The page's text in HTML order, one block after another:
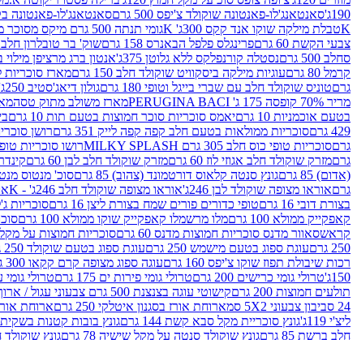
190ג' סאנטאנג'לו-פאנטונה שוקולד צ'יפס 500 גרם סאנטאנג'לו-פאנטונה
Kטבלת מילקה שוקו אנד קקס 300ג' K גומי תנתה 500 גרם מיקס מסוכר מיני תות בננה
צבעי הקשת 60 גרם
פרינגלס פלפל הבאנרס 158 גרם שוק' בר טובלרון חלב 200ג'
סחלב 500 גרם
נסטלה קורנפלקס ללא גלוטן 375ג' אנטון ברג מרציפן מילוי בייליס
קרמל 80 גרם
עוגיות מילקה ביסקוויט שוקולד חלב 150 גרם מארז סוכריות
גרםטוניס שוקולד חלב עם שברי בייגל וטופי 180 גרם גולון דיאג'סטיב 250ג'
מריר 70% קופסה 175 ג' PERUGINA BACI
מארז משולב מתוק טסה
בטעם אוכמניות 10 גרם
יאמס סוכריות סוכר חמוצות בטעם תות 10 גרם
429 גרם
סוכריות ממולאות בטעם חלב קפה קפה לייק 351 גרם רושן סוכריות
גרםסוכריות טופי כוס חלב 305 גרם MILKY SPLASH רושו סוכריות טופי
גרםמזרק שוקולד חלב אגוזי לוז 60 גרם מזרק שוקולד חלב לבן 60 גרם קינדר
(אדום) 85 גרם
גונץ סנטה קלאוס דורטמונד (צהוב) 85 גרם סוכ' מנטוס מנטה 29.7
גרםאוראו מצופה שוקולד לבן 246ג' אוראו מצופה שוקולד חלב 246ג' - K
בצורת דובי 16 גרם
טופי כדורים פורים שמח בצורת ליצן 16 גרם סוכריות
קאפקייק ממולא 100 גרם
מלו מרשמלו קאפקייק שוקו ממולא 100 גרם
קראשסאוור מדנס סוכריות חמוצות מדנס 60 גרם סוכריות חמוצות על מקל
250 גרם
עוגת ספוג בטעם מישמש 250 גרם עוגת ספוג בטעם שוקולד 250 גרם
רכות שיבולת תפוז שוקו צ'יפס 160 גרם
עוגה ספוג מצופה קרם קקאו 300 גרם
150ג' טרולי גומי כרישים 200 גרם טרולי גומי פירות ים 175 גרם טרולי גומי
תולעים חמוצות 200 גרם
קישוטי עוגה בצנצנת 500 גרם צבעוני עגול / ארוך
24 סביבון צבעוני 5X2 סמ
ארוחת אורז בסגנון איטלקי 250 גרם ארוחת אורז
ליצ'י 119ג'
גונץ סוכריית מקל סבא קשת 144 גרם גונץ בובות קטנות בשקית 100 גרם
חלב ברשת 85 גרם
גונץ שוקולד סנטה על מקל שישיה 78 גרם גונץ שוקולד